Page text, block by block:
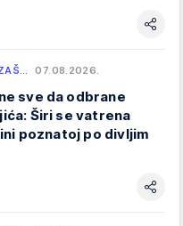
07.08.2026.
sve da odbrane
Širi se vatrena
poznatoj po divljim